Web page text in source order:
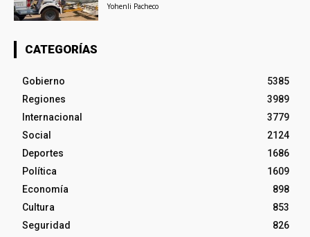
Yohenli Pacheco
CATEGORÍAS
Gobierno
5385
Regiones
3989
Internacional
3779
Social
2124
Deportes
1686
Política
1609
Economía
898
Cultura
853
Seguridad
826